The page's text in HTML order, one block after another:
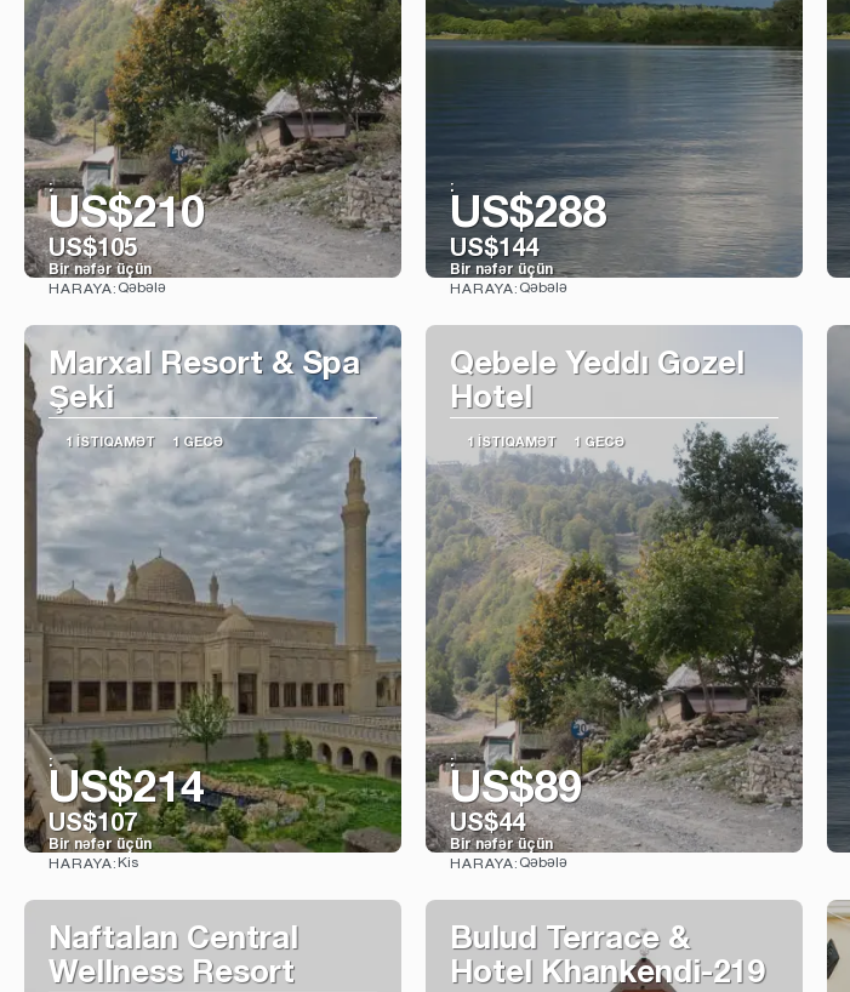
:
US$210
US$105
Bir nəfər üçün
HARAYA: Qəbələ
:
US$288
US$144
Bir nəfər üçün
HARAYA: Qəbələ
Marxal Resort & Spa
Şeki
1 İSTIQAMƏT 1 GECƏ
:
US$214
US$107
Bir nəfər üçün
HARAYA: Kis
Qebele Yeddı Gozel
Hotel
1 İSTIQAMƏT 1 GECƏ
:
US$89
US$44
Bir nəfər üçün
HARAYA: Qəbələ
Naftalan Central
Wellness Resort
Bulud Terrace &
Hotel Khankendi-219